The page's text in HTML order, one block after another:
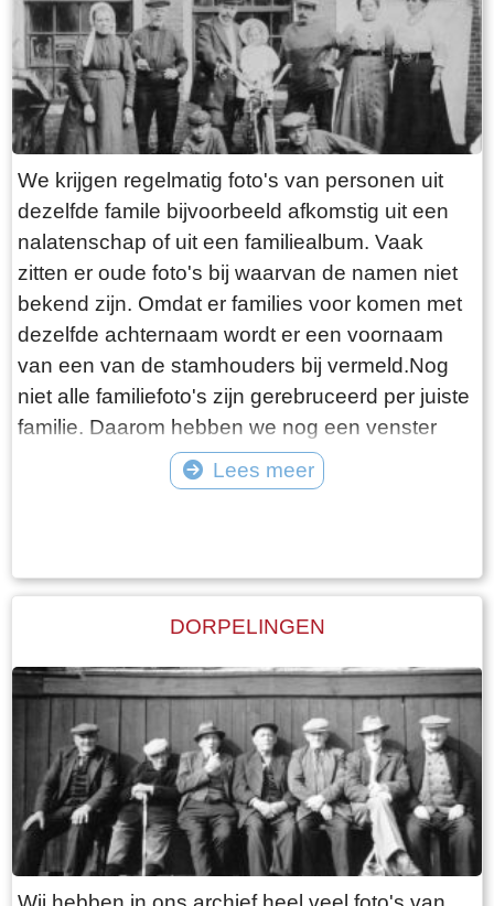
met als bijnaam Sibbele mot.
We krijgen regelmatig foto's van personen uit
dezelfde famile bijvoorbeeld afkomstig uit een
nalatenschap of uit een familiealbum. Vaak
zitten er oude foto's bij waarvan de namen niet
bekend zijn. Omdat er families voor komen met
dezelfde achternaam wordt er een voornaam
van een van de stamhouders bij vermeld.Nog
niet alle familiefoto's zijn gerebruceerd per juiste
familie. Daarom hebben we nog een venster
"Diverse families". Bijgaande foto is van familie
Lees meer
DORPELINGEN